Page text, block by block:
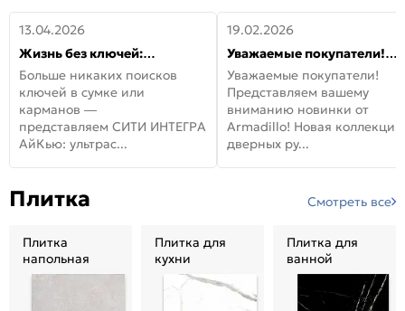
13.04.2026
Жизнь без ключей:
встречайте новую дверь
СИТИ ИНТЕГРА АйКью!
Больше никаких поисков
ключей в сумке или
карманов —
представляем СИТИ ИНТЕГРА
АйКью: ультрас...
19.02.2026
Уважаемые покупатели!
Представляем вашему
вниманию новинки от
Armadillo!
Уважаемые покупатели!
Представляем вашему
вниманию новинки от
Armadillo! Новая коллекция
дверных ру...
Плитка Смотреть все
Плитка
напольная
Плитка для
кухни
Плитка для
ванной